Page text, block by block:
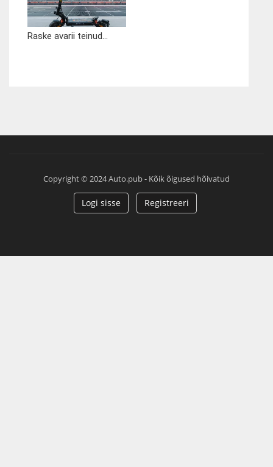
Raske avarii teinud...
Copyright © 2024 Auto.pub - Kõik õigused hõivatud
Logi sisse Registreeri